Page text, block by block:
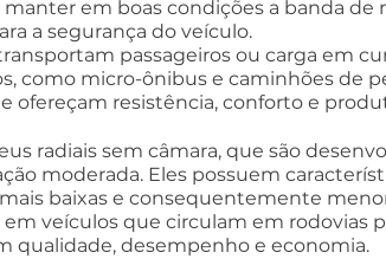
em boas condições a banda
a segurança do veículo.
passageiros ou carga em
como micro-ônibus e caminhões de
ofereçam resistência, conforto e
radiais sem câmara, que são
moderada. Eles possuem
baixas e consequentemente
veículos que circulam em rodovias
qualidade, desempenho e economia.